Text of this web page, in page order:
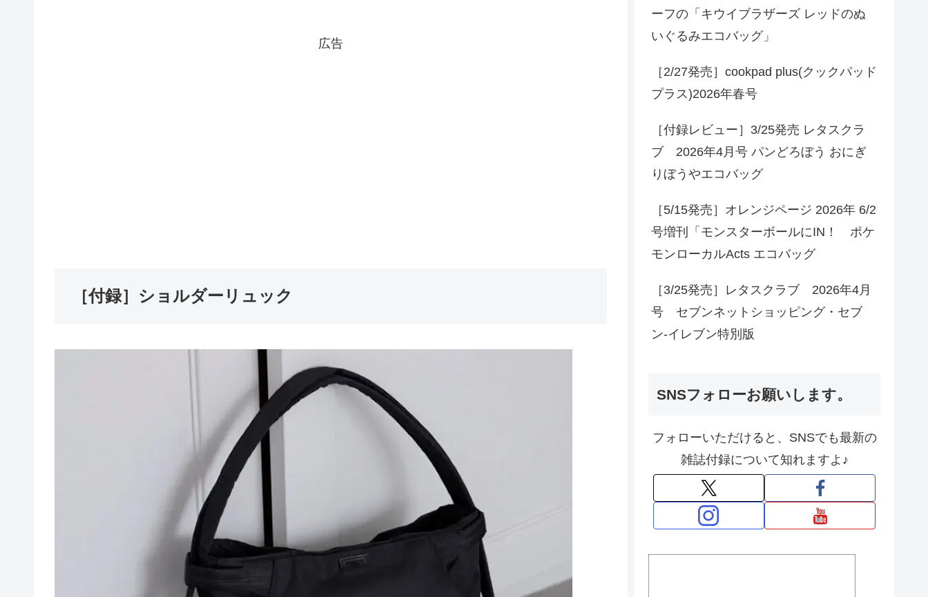
広告
［付録］ショルダーリュック
ーフの「キウイブラザーズ レッドのぬ
いぐるみエコバッグ」
［2/27発売］cookpad plus(クックパッド
プラス)2026年春号
［付録レビュー］3/25発売 レタスクラ
ブ 2026年4月号 パンどろぼう おにぎ
りぼうやエコバッグ
［5/15発売］オレンジページ 2026年 6/2
号増刊「モンスターボールにIN！ ポケ
モンローカルActs エコバッグ
［3/25発売］レタスクラブ 2026年4月
号 セブンネットショッピング・セブ
ン‐イレブン特別版
SNSフォローお願いします。
フォローいただけると、SNSでも最新の
雑誌付録について知れますよ♪